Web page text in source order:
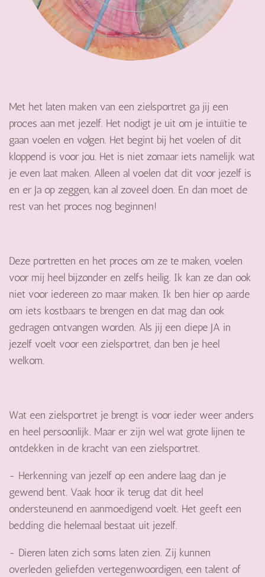
Met het laten maken van een zielsportret ga jij een
proces aan met jezelf. Het nodigt je uit om je intuïtie te
gaan voelen en volgen. Het begint bij het voelen of dit
kloppend is voor jou. Het is niet zomaar iets namelijk wat
je even laat maken. Alleen al voelen dat dit voor jezelf is
en er Ja op zeggen, kan al zoveel doen. En dan moet de
rest van het proces nog beginnen!
Deze portretten en het proces om ze te maken, voelen
voor mij heel bijzonder en zelfs heilig. Ik kan ze dan ook
niet voor iedereen zo maar maken. Ik ben hier op aarde
om iets kostbaars te brengen en dat mag dan ook
gedragen ontvangen worden. Als jij een diepe JA in
jezelf voelt voor een zielsportret, dan ben je heel
welkom.
Wat een zielsportret je brengt is voor ieder weer anders
en heel persoonlijk. Maar er zijn wel wat grote lijnen te
ontdekken in de kracht van een zielsportret.
- Herkenning van jezelf op een andere laag dan je
gewend bent. Vaak hoor ik terug dat dit heel
ondersteunend en aanmoedigend voelt. Het geeft een
bedding die helemaal bestaat uit jezelf.
- Dieren laten zich soms laten zien. Zij kunnen
overleden geliefden vertegenwoordigen, een talent of